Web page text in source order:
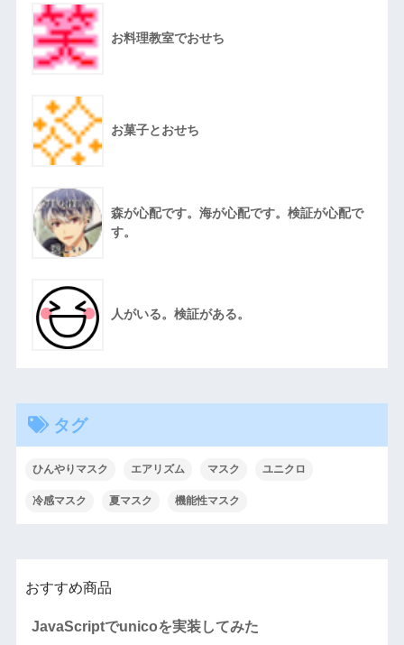
お料理教室でおせち
お菓子とおせち
森が心配です。海が心配です。検証が心配で
す。
人がいる。検証がある。
タグ
ひんやりマスク エアリズム マスク ユニクロ
冷感マスク 夏マスク 機能性マスク
おすすめ商品
JavaScriptでunicoを実装してみた